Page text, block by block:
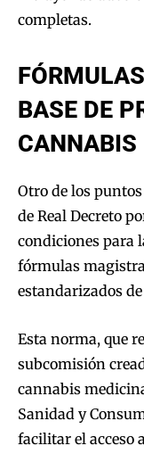
completas.
BASE DE
CANNABIS
Otro de los
de Real Decreto
condiciones para
fórmulas
estandarizados
Esta norma, que
subcomisión
cannabis
Sanidad y
facilitar el acceso